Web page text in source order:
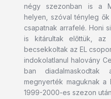
négy szezonban is a
helyen, szóval tényleg ők
csapatnak arrafelé. Honi
is kitárultak előttük, az
becsekkoltak az EL
indokolatlanul halovány
ban diadalmaskodtak
megnyerték maguknak
1999-2000-es szezon